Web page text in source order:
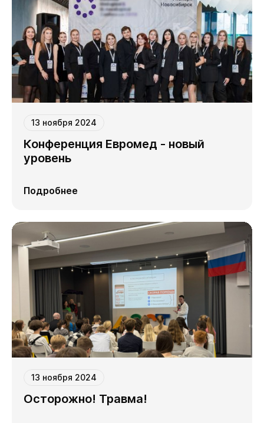
13 ноября 2024
Конференция Евромед - новый
уровень
Подробнее
13 ноября 2024
Осторожно! Травма!